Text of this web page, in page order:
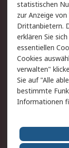
Hilfe
Rechtliches
AGB
Cookie-
Copyright/
Über RS
Karriere bei RS
statistischen
zur Anzeige
Drittanbietern.
erklären Sie
essentiellen
Cookies
verwalten"
Sie auf "Alle
bestimmte
Informationen